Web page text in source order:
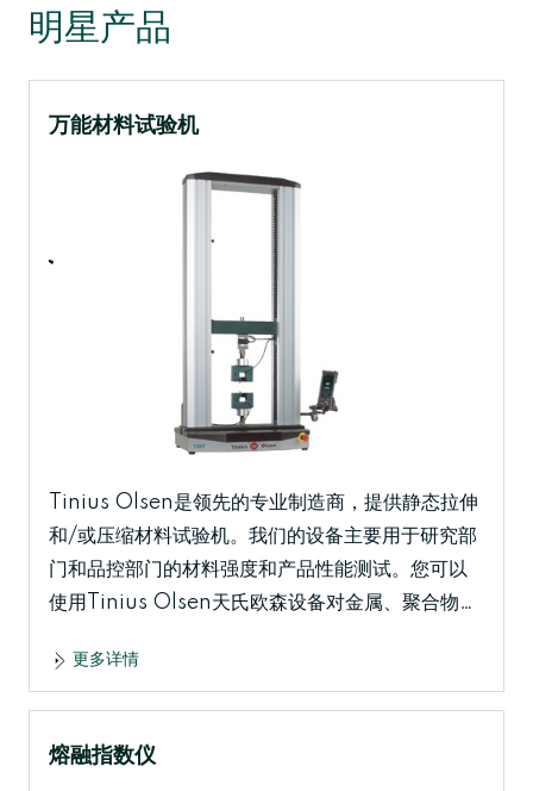
明星产品
万能材料试验机
Tinius Olsen是领先的专业制造商，提供静态拉伸
和/或压缩材料试验机。我们的设备主要用于研究部
门和品控部门的材料强度和产品性能测试。您可以
使用Tinius Olsen天氏欧森设备对金属、聚合物、
种材料进行这些测试。 可以完成的测试程序包括拉
试、剥离强度测试等。Tinius Olsen产品的设计和
更多详情
熔融指数仪